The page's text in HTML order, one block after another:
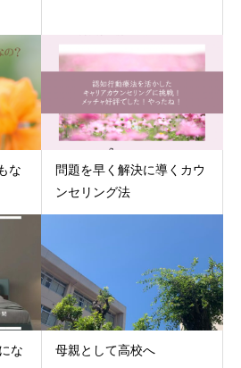
な
問題を早く解決に導くカウ
ンセリング法
な
母親として高校へ